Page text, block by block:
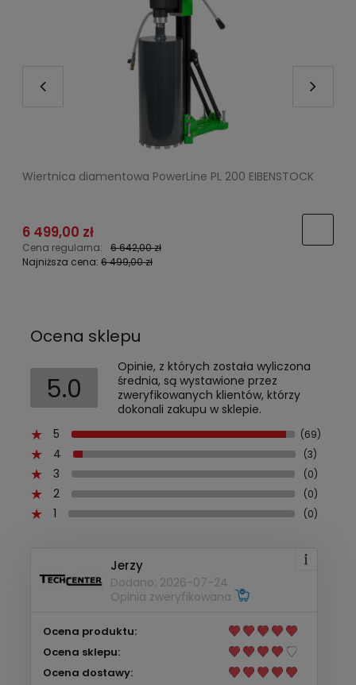
Wiertnica diamentowa PowerLine PL 200 EIBENSTOCK
6 499,00 zł
Cena regularna:
6 642,00 zł
Najniższa cena: 6 499,00 zł
Ocena sklepu
5.0
Opinie, z których została wyliczona
średnia, są wystawione przez
zweryfikowanych klientów, którzy
dokonali zakupu w sklepie.
5
(69)
4 (3)
3 (0)
2 (0)
1 (0)
Jerzy
Dodano: 2026-07-24
Opinia zweryfikowana
Ocena produktu:
Ocena sklepu:
Ocena dostawy: